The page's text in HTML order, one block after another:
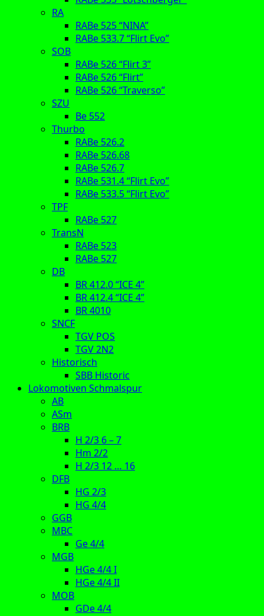
RA
RABe 525 “NINA”
RABe 533.7 “Flirt Evo”
SOB
RABe 526 “Flirt 3”
RABe 526 “Flirt”
RABe 526 “Traverso”
SZU
Be 552
Thurbo
RABe 526.2
RABe 526.68
RABe 526.7
RABe 531.4 “Flirt Evo”
RABe 533.5 “Flirt Evo”
TPF
RABe 527
TransN
RABe 523
RABe 527
DB
BR 412.0 “ICE 4”
BR 412.4 “ICE 4”
BR 4010
SNCF
TGV POS
TGV 2N2
Historisch
SBB Historic
Lokomotiven Schmalspur
AB
ASm
BRB
H 2/3 6 – 7
Hm 2/2
H 2/3 12 … 16
DFB
HG 2/3
HG 4/4
GGB
MBC
Ge 4/4
MGB
HGe 4/4 I
HGe 4/4 II
MOB
GDe 4/4